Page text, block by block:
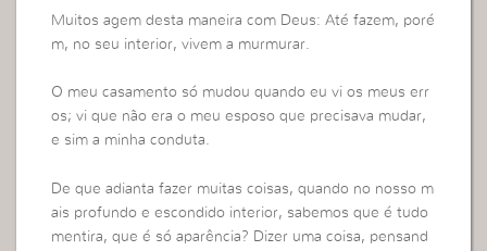
Muitos agem desta maneira com Deus: Até fazem, poré
m, no seu interior, vivem a murmurar.
O meu casamento só mudou quando eu vi os meus err
os; vi que não era o meu esposo que precisava mudar,
e sim a minha conduta.
De que adianta fazer muitas coisas, quando no nosso m
ais profundo e escondido interior, sabemos que é tudo
mentira, que é só aparência? Dizer uma coisa, pensand